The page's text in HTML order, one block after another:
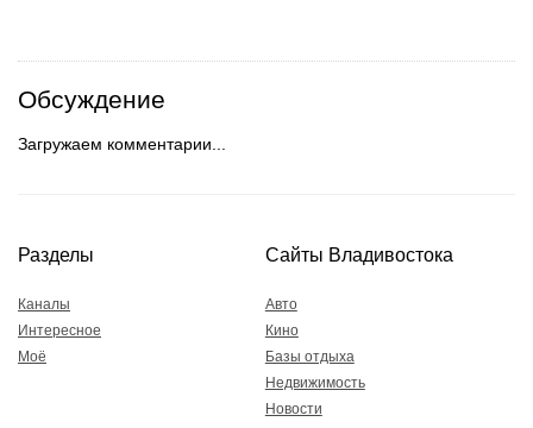
Обсуждение
Загружаем комментарии...
Разделы
Каналы
Интересное
Моё
Сайты Владивостока
Авто
Кино
Базы отдыха
Недвижимость
Новости